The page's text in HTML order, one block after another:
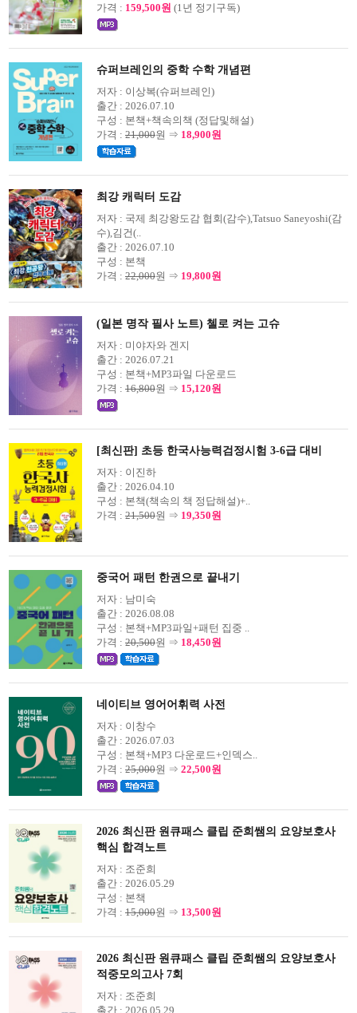
가격 : 159,500원 (1년 정기구독)
슈퍼브레인의 중학 수학 개념편
저자 : 이상복(슈퍼브레인)
출간 : 2026.07.10
구성 : 본책+책속의책 (정답및해설)
가격 : 21,000원 ⇒ 18,900원
최강 캐릭터 도감
저자 : 국제 최강왕도감 협회(감수),Tatsuo Saneyoshi(감
수),김건(..
출간 : 2026.07.10
구성 : 본책
가격 : 22,000원 ⇒ 19,800원
(일본 명작 필사 노트) 첼로 켜는 고슈
저자 : 미야자와 겐지
출간 : 2026.07.21
구성 : 본책+MP3파일 다운로드
가격 : 16,800원 ⇒ 15,120원
[최신판] 초등 한국사능력검정시험 3-6급 대비
저자 : 이진하
출간 : 2026.04.10
구성 : 본책(책속의 책 정답해설)+..
가격 : 21,500원 ⇒ 19,350원
중국어 패턴 한권으로 끝내기
저자 : 남미숙
출간 : 2026.08.08
구성 : 본책+MP3파일+패턴 집중 ..
가격 : 20,500원 ⇒ 18,450원
네이티브 영어어휘력 사전
저자 : 이창수
출간 : 2026.07.03
구성 : 본책+MP3 다운로드+인덱스..
가격 : 25,000원 ⇒ 22,500원
2026 최신판 원큐패스 클립 준희쌤의 요양보호사
핵심 합격노트
저자 : 조준희
출간 : 2026.05.29
구성 : 본책
가격 : 15,000원 ⇒ 13,500원
2026 최신판 원큐패스 클립 준희쌤의 요양보호사
적중모의고사 7회
저자 : 조준희
출간 : 2026.05.29